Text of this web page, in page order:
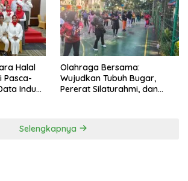
Halal
Pasca-
Induk
Olahraga Bersama:
Wujudkan Tubuh Bugar,
Pererat Silaturahmi, dan
Selengkapnya